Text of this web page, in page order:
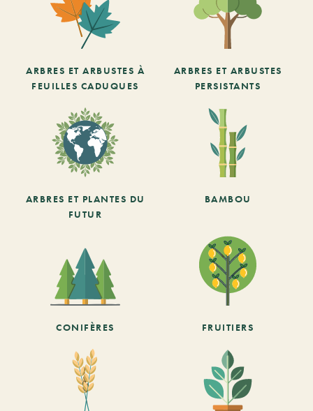
ARBRES ET ARBUSTES À
FEUILLES CADUQUES
ARBRES ET ARBUSTES
PERSISTANTS
ARBRES ET PLANTES DU
FUTUR
BAMBOU
CONIFÈRES FRUITIERS